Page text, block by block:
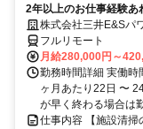
2年以上のお仕事経験あ
株式会社三井E&Sパ
フルリモート
月給280,000円～
勤務時間詳細 実働時
ヶ月あたり22日 〜
が早く終わる場合は
仕事内容 【施設清掃